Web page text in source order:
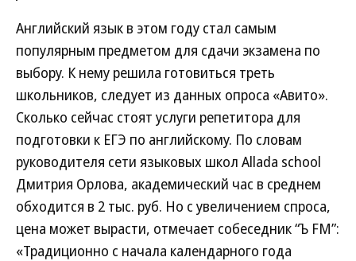
Английский язык в этом году стал самым
популярным предметом для сдачи экзамена по
выбору. К нему решила готовиться треть
школьников, следует из данных опроса «Авито».
Сколько сейчас стоят услуги репетитора для
подготовки к ЕГЭ по английскому. По словам
руководителя сети языковых школ Аllada school
Дмитрия Орлова, академический час в среднем
обходится в 2 тыс. руб. Но с увеличением спроса,
цена может вырасти, отмечает собеседник “Ъ FM”:
«Традиционно с начала календарного года